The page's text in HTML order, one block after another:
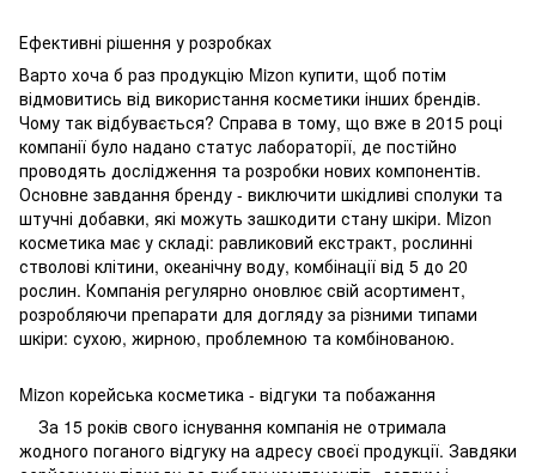
Ефективні рішення у розробках
Варто хоча б раз продукцію Mizon купити, щоб потім
відмовитись від використання косметики інших брендів.
Чому так відбувається? Справа в тому, що вже в 2015 році
компанії було надано статус лабораторії, де постійно
проводять дослідження та розробки нових компонентів.
Основне завдання бренду - виключити шкідливі сполуки та
штучні добавки, які можуть зашкодити стану шкіри. Mizon
косметика має у складі: равликовий екстракт, рослинні
стволові клітини, океанічну воду, комбінації від 5 до 20
рослин. Компанія регулярно оновлює свій асортимент,
розробляючи препарати для догляду за різними типами
шкіри: сухою, жирною, проблемною та комбінованою.
Mizon корейська косметика - відгуки та побажання
За 15 років свого існування компанія не отримала
жодного поганого відгуку на адресу своєї продукції. Завдяки